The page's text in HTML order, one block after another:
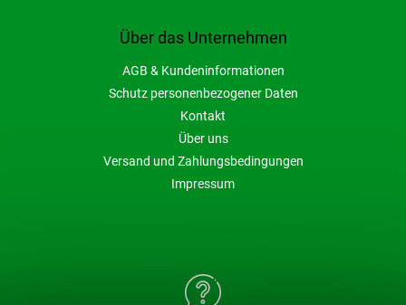
Über das Unternehmen
AGB & Kundeninformationen
Schutz personenbezogener Daten
Kontakt
Über uns
Versand und Zahlungsbedingungen
Impressum